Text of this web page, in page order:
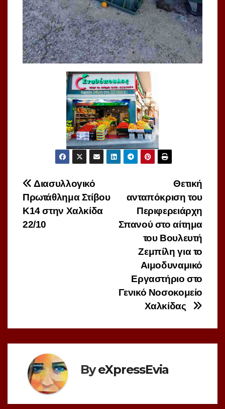
Πλοήγηση
άρθρων
Θετική
ανταπόκριση του
Περιφερειάρχη
Σπανού στο αίτημα
του Βουλευτή
Ζεμπίλη για το
Αιμοδυναμικό
Εργαστήριο στο
Γενικό Νοσοκομείο
Χαλκίδας
Διασυλλογικό
Πρωτάθλημα Στίβου
Κ14 στην Χαλκίδα
22/10
ByeXpressEvia